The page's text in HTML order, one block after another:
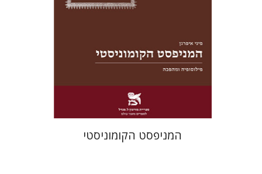
מחיר השקה
המניפסט הקומוניסטי